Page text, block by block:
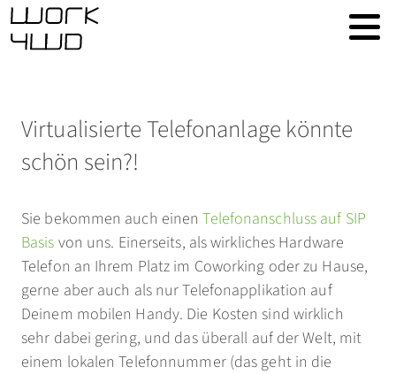
Virtualisierte Telefonanlage könnte
schön sein?!
Sie bekommen auch einenTelefonanschluss auf SIP
Basis von uns. Einerseits, als wirkliches Hardware
Telefon an Ihrem Platz im Coworking oder zu Hause,
gerne aber auch als nur Telefonapplikation auf
Deinem mobilen Handy. Die Kosten sind wirklich
sehr dabei gering, und das überall auf der Welt, mit
einem lokalen Telefonnummer (das geht in die